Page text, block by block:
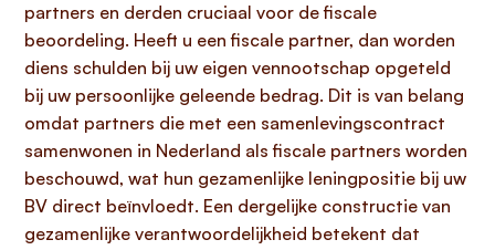
partners en derden cruciaal voor de fiscale
beoordeling. Heeft u een fiscale partner, dan worden
diens schulden bij uw eigen vennootschap opgeteld
bij uw persoonlijke geleende bedrag. Dit is van belang
omdat partners die met een samenlevingscontract
samenwonen in Nederland als fiscale partners worden
beschouwd, wat hun gezamenlijke leningpositie bij uw
BV direct beïnvloedt. Een dergelijke constructie van
gezamenlijke verantwoordelijkheid betekent dat